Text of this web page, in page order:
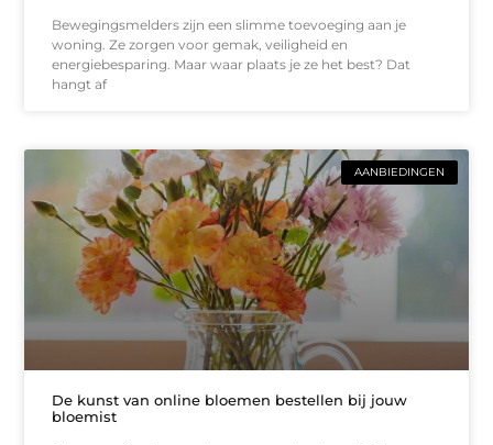
Bewegingsmelders zijn een slimme toevoeging aan je
woning. Ze zorgen voor gemak, veiligheid en
energiebesparing. Maar waar plaats je ze het best? Dat
hangt af
AANBIEDINGEN
De kunst van online bloemen bestellen bij jouw
bloemist